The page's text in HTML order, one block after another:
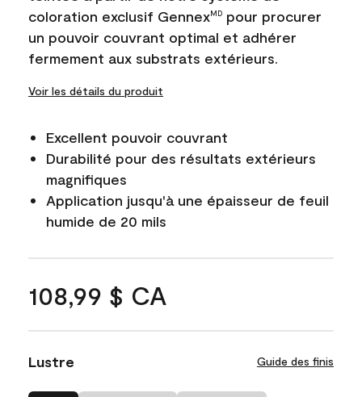
coloration exclusif GennexMD pour procurer
un pouvoir couvrant optimal et adhérer
fermement aux substrats extérieurs.
Voir les détails du produit
Excellent pouvoir couvrant
Durabilité pour des résultats extérieurs
magnifiques
Application jusqu'à une épaisseur de feuil
humide de 20 mils
108,99 $ CA
Lustre Guide des finis